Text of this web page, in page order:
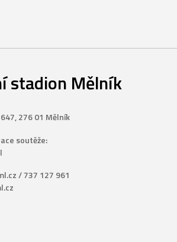
stadion Mělník
276 01 Mělník
soutěže:
/ 737 127 961